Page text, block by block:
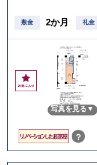
敷金 2か月 礼金
お
気
写真を見る
？